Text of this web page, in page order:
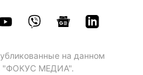
на данном
"ФОКУС МЕДИА".